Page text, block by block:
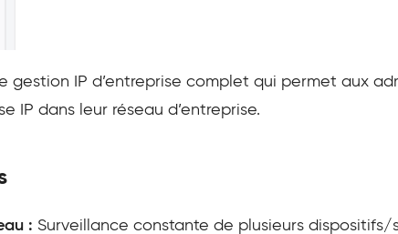
gestion IP d’entreprise complet qui permet aux
IP dans leur réseau d’entreprise.
: Surveillance constante de plusieurs